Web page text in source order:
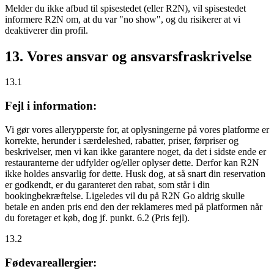
Melder du ikke afbud til spisestedet (eller R2N), vil spisestedet
informere R2N om, at du var "no show", og du risikerer at vi
deaktiverer din profil.
13. Vores ansvar og ansvarsfraskrivelse
13.1
Fejl i information:
Vi gør vores allerypperste for, at oplysningerne på vores platforme er
korrekte, herunder i særdeleshed, rabatter, priser, førpriser og
beskrivelser, men vi kan ikke garantere noget, da det i sidste ende er
restauranterne der udfylder og/eller oplyser dette. Derfor kan R2N
ikke holdes ansvarlig for dette. Husk dog, at så snart din reservation
er godkendt, er du garanteret den rabat, som står i din
bookingbekræftelse. Ligeledes vil du på R2N Go aldrig skulle
betale en anden pris end den der reklameres med på platformen når
du foretager et køb, dog jf. punkt. 6.2 (Pris fejl).
13.2
Fødevareallergier: